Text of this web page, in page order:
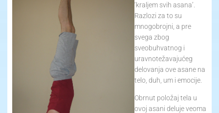
‘kraljem svih asana’.
Razlozi za to su
mnogobrojni, a pre
svega zbog
sveobuhvatnog i
uravnotežavajućeg
delovanja ove asane na
telo, duh, um i emocije.
Obrnut položaj tela u
ovoj asani deluje veoma